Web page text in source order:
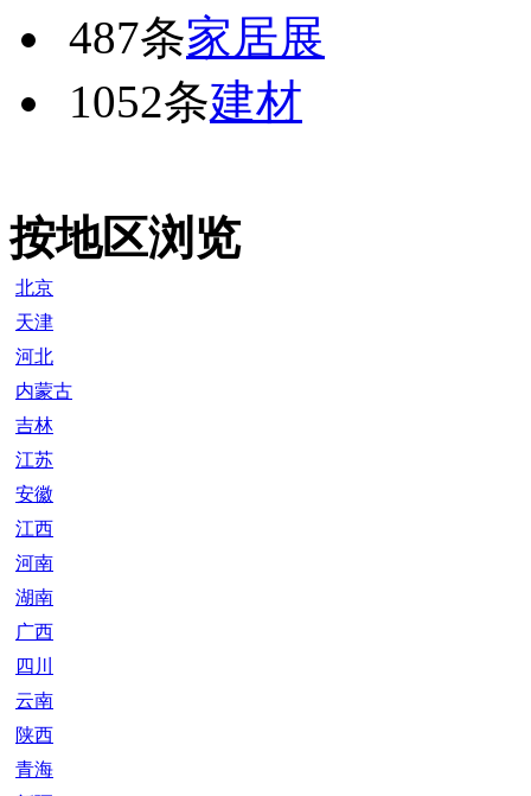
487条家居展
1052条建材
按地区浏览
北京
天津
河北
内蒙古
吉林
江苏
安徽
江西
河南
湖南
广西
四川
云南
陕西
青海